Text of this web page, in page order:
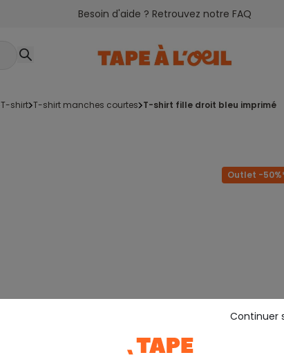
Besoin d'aide ? Retrouvez notre FAQ
t-shirt t-shirt manches courtes t-shirt fille droit bleu imprimé
Outlet -
Continuer